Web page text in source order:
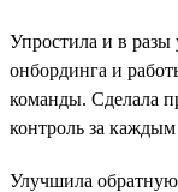
Упростила и в
онбординга и
команды. Сделала
контроль за
Улучшила обратную